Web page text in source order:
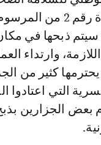
سيتم ذبحها في
وارتداء
كثير من
التي اعتادوا
بعض الجزارين